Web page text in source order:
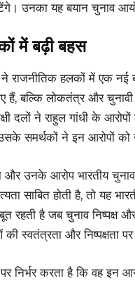
उनका यह बयान चुनाव
में बढ़ी बहस
ने राजनीतिक हलकों में एक
हैं, बल्कि लोकतंत्र और
दलों ने राहुल गांधी के
समर्थकों ने इन आरोपों को
और उनके आरोप भारतीय
साबित होती है, तो यह
है जब चुनाव निष्पक्ष और
स्वतंत्रता और निष्पक्षता
निर्भर करता है कि वह इन